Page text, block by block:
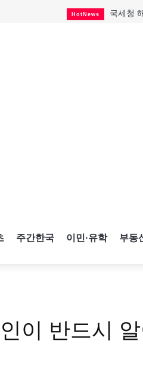
HotNews 국세청
주간한국 이민·유학 부동
이 반드시